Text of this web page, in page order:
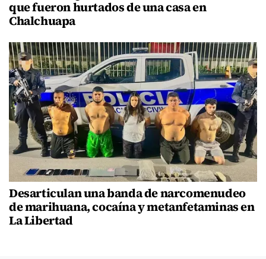
que fueron hurtados de una casa en
Chalchuapa
Desarticulan una banda de narcomenudeo
de marihuana, cocaína y metanfetaminas en
La Libertad